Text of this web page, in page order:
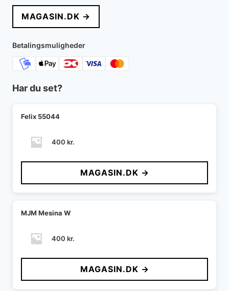
MAGASIN.DK →
Betalingsmuligheder
Har du set?
Felix 55044
400 kr.
MAGASIN.DK →
MJM Mesina W
400 kr.
MAGASIN.DK →